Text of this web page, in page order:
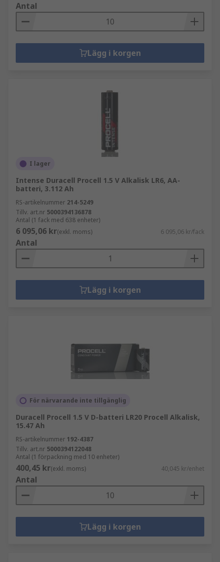
Antal
Lägg i korgen
I lager
Intense Duracell Procell 1.5 V Alkalisk LR6, AA-
batteri, 3.112 Ah
RS-artikelnummer 214-5249
Tillv. art.nr 5000394136878
Antal (1 fack med 638 enheter)
6 095,06 kr(exkl. moms) 6 095,06 kr/fack
Antal
Lägg i korgen
För närvarande inte tillgänglig
Duracell Procell 1.5 V D-batteri LR20 Procell Alkalisk,
15.47 Ah
RS-artikelnummer 192-4387
Tillv. art.nr 5000394122048
Antal (1 förpackning med 10 enheter)
400,45 kr(exkl. moms) 40,045 kr/enhet
Antal
Lägg i korgen